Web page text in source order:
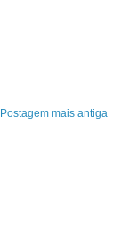
Postagem mais antiga